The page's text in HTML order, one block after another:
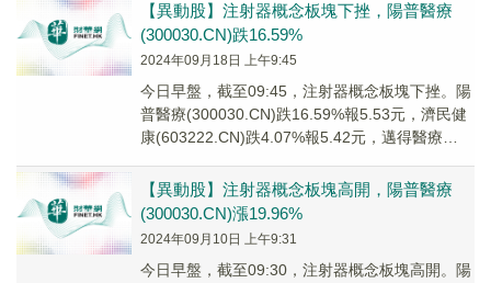
【異動股】注射器概念板塊下挫，陽普醫療
(300030.CN)跌16.59%
2024年09月18日 上午9:45
今日早盤，截至09:45，注射器概念板塊下挫。陽
普醫療(300030.CN)跌16.59%報5.53元，濟民健
康(603222.CN)跌4.07%報5.42元，邁得醫療
【異動股】注射器概念板塊高開，陽普醫療
(300030.CN)漲19.96%
2024年09月10日 上午9:31
今日早盤，截至09:30，注射器概念板塊高開。陽